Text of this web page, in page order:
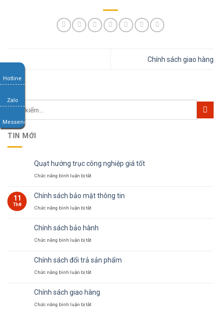
Chính sách giao hàng
TIN MỚI
Quạt hướng trục công nghiệp giá tốt
Chức năng bình luận bị tắt
hướng
nghiệp
11
Th8
Chính sách bảo mật thông tin
Chức năng bình luận bị tắt
sách
thông
Chính sách bảo hành
Chức năng bình luận bị tắt
sách
Chính sách đổi trả sản phẩm
Chức năng bình luận bị tắt
sách
Chính sách giao hàng
Chức năng bình luận bị tắt
Hotline
Zalo
Messenger